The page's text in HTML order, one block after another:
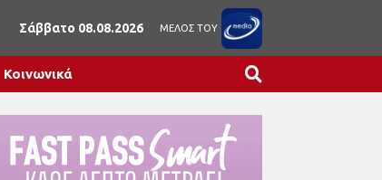
Σάββατο 08.08.2026 ΜΕΛΟΣ ΤΟΥ
Κοινωνικά